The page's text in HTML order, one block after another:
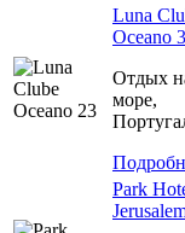
Luna
Oceano
Отдых
море,
Park